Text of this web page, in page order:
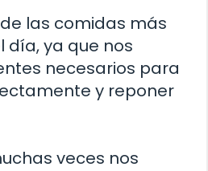
las comidas más
ya que nos
necesarios para
y reponer
veces nos